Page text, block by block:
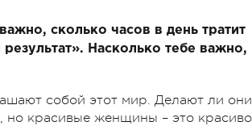
сколько часов в день тратит
Насколько тебе важно,
собой этот мир. Делают ли они
но красивые женщины – это